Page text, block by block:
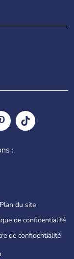
:
Plan du site
de confidentialité
de confidentialité